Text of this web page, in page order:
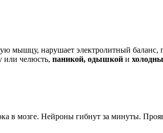
мышцу, нарушает электролитный
или челюсть, паникой, одышкой и
в мозге. Нейроны гибнут за минуты.